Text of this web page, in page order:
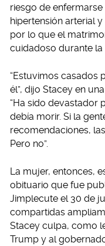
riesgo de
hipertensión arterial
por lo que el
cuidadoso durante la
“Estuvimos casados
él”, dijo Stacey en
“Ha sido devastador
debía morir. Si la
recomendaciones,
Pero no”.
La mujer, entonces,
obituario que fue
Jimplecute el 30 de
compartidas
Stacey culpa, como
Trump y al